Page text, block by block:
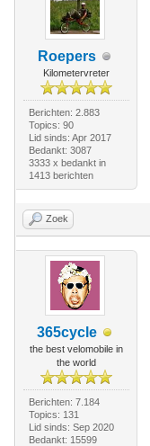
Roepers
Kilometervreter
Berichten: 2.883
Topics: 90
Lid sinds: Apr 2017
Bedankt: 3087
3333 x bedankt in
1413 berichten
Zoek
365cycle
the best velomobile in
the world
Berichten: 7.184
Topics: 131
Lid sinds: Sep 2020
Bedankt: 15599